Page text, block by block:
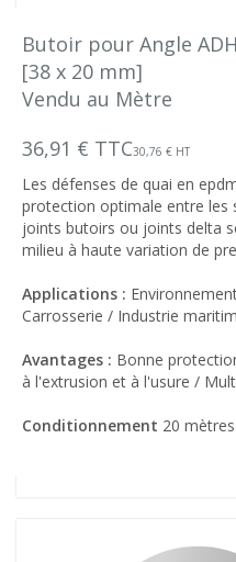
Butoir pour Angle ADH
[38 x 20 mm]
Vendu au Mètre
36,91 € TTC30,76 € HT
Les défenses de quai en
protection optimale entre les
joints butoirs ou joints delta
milieu à haute variation de
Applications :
Carrosserie / Industrie
Avantages : Bonne
à l'extrusion et à l'usure /
Conditionnement 20 mètres